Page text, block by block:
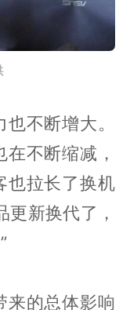
不断增大。
不断缩减，
也拉长了换机
更新换代了，
来的总体影响